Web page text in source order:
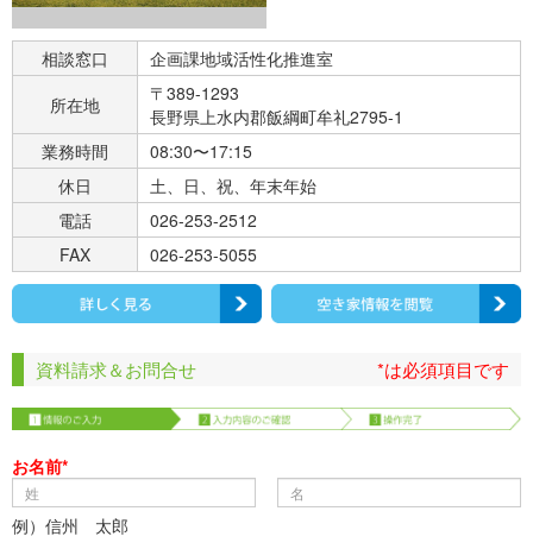
相談窓口
企画課地域活性化推進室
所在地
〒389-1293
長野県上水内郡飯綱町牟礼2795-1
業務時間
08:30〜17:15
休日
土、日、祝、年末年始
電話
026-253-2512
FAX
026-253-5055
資料請求＆お問合せ *は必須項目です
お名前*
例）信州 太郎